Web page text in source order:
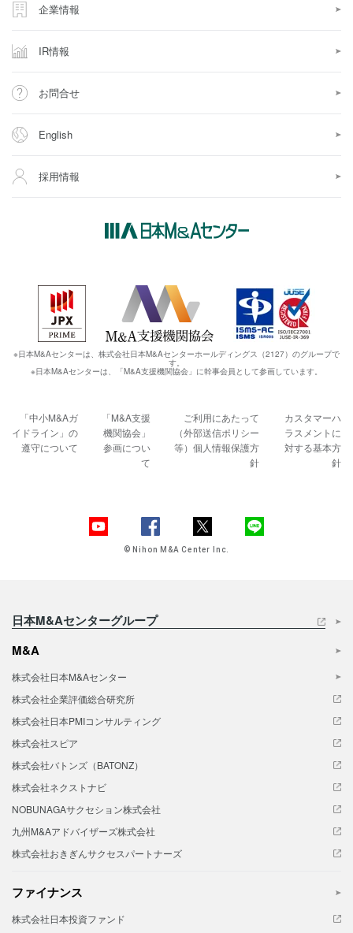
企業情報
IR情報
お問合せ
English
採用情報
※日本M&Aセンターは、株式会社日本M&Aセンターホールディングス（2127）のグループで
す。
※日本M&Aセンターは、「M&A支援機関協会」に幹事会員として参画しています。
「中小M&Aガ
イドライン」の
遵守について
「M&A支援
機関協会」
参画につい
て
ご利用にあたって
（外部送信ポリシー
等）個人情報保護方
針
カスタマーハ
ラスメントに
対する基本方
針
© Nihon M&A Center Inc.
日本M&Aセンターグループ
M&A
株式会社日本M&Aセンター
株式会社企業評価総合研究所
株式会社日本PMIコンサルティング
株式会社スピア
株式会社バトンズ（BATONZ）
株式会社ネクストナビ
NOBUNAGAサクセション株式会社
九州M&Aアドバイザーズ株式会社
株式会社おきぎんサクセスパートナーズ
ファイナンス
株式会社日本投資ファンド